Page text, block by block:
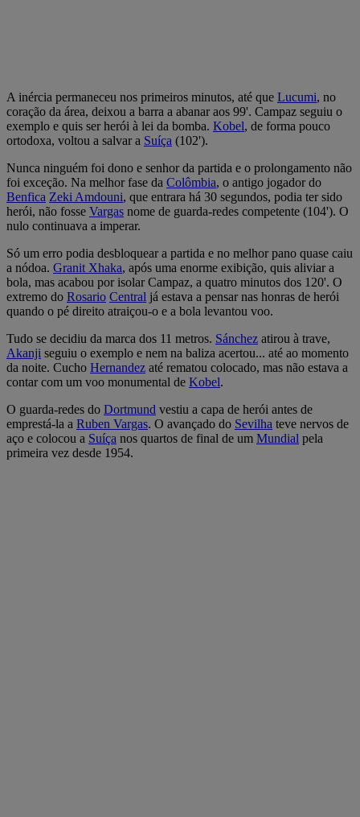
A inércia permaneceu nos primeiros minutos, até que Lucumi, no
coração da área, deixou a barra a abanar aos 99'. Campaz seguiu o
exemplo e quis ser herói à lei da bomba. Kobel, de forma pouco
ortodoxa, voltou a salvar a Suíça (102').
Nunca ninguém foi dono e senhor da partida e o prolongamento não
foi exceção. Na melhor fase da Colômbia, o antigo jogador do
Benfica Zeki Amdouni, que entrara há 30 segundos, podia ter sido
herói, não fosse Vargas nome de guarda-redes competente (104'). O
nulo continuava a imperar.
Só um erro podia desbloquear a partida e no melhor pano quase caiu
a nódoa. Granit Xhaka, após uma enorme exibição, quis aliviar a
bola, mas acabou por isolar Campaz, a quatro minutos dos 120'. O
extremo do Rosario Central já estava a pensar nas honras de herói
quando o pé direito atraiçou-o e a bola levantou voo.
Tudo se decidiu da marca dos 11 metros. Sánchez atirou à trave,
Akanji seguiu o exemplo e nem na baliza acertou... até ao momento
da noite. Cucho Hernandez até rematou colocado, mas não estava a
contar com um voo monumental de Kobel.
O guarda-redes do Dortmund vestiu a capa de herói antes de
emprestá-la a Ruben Vargas. O avançado do Sevilha teve nervos de
aço e colocou a Suíça nos quartos de final de um Mundial pela
primeira vez desde 1954.